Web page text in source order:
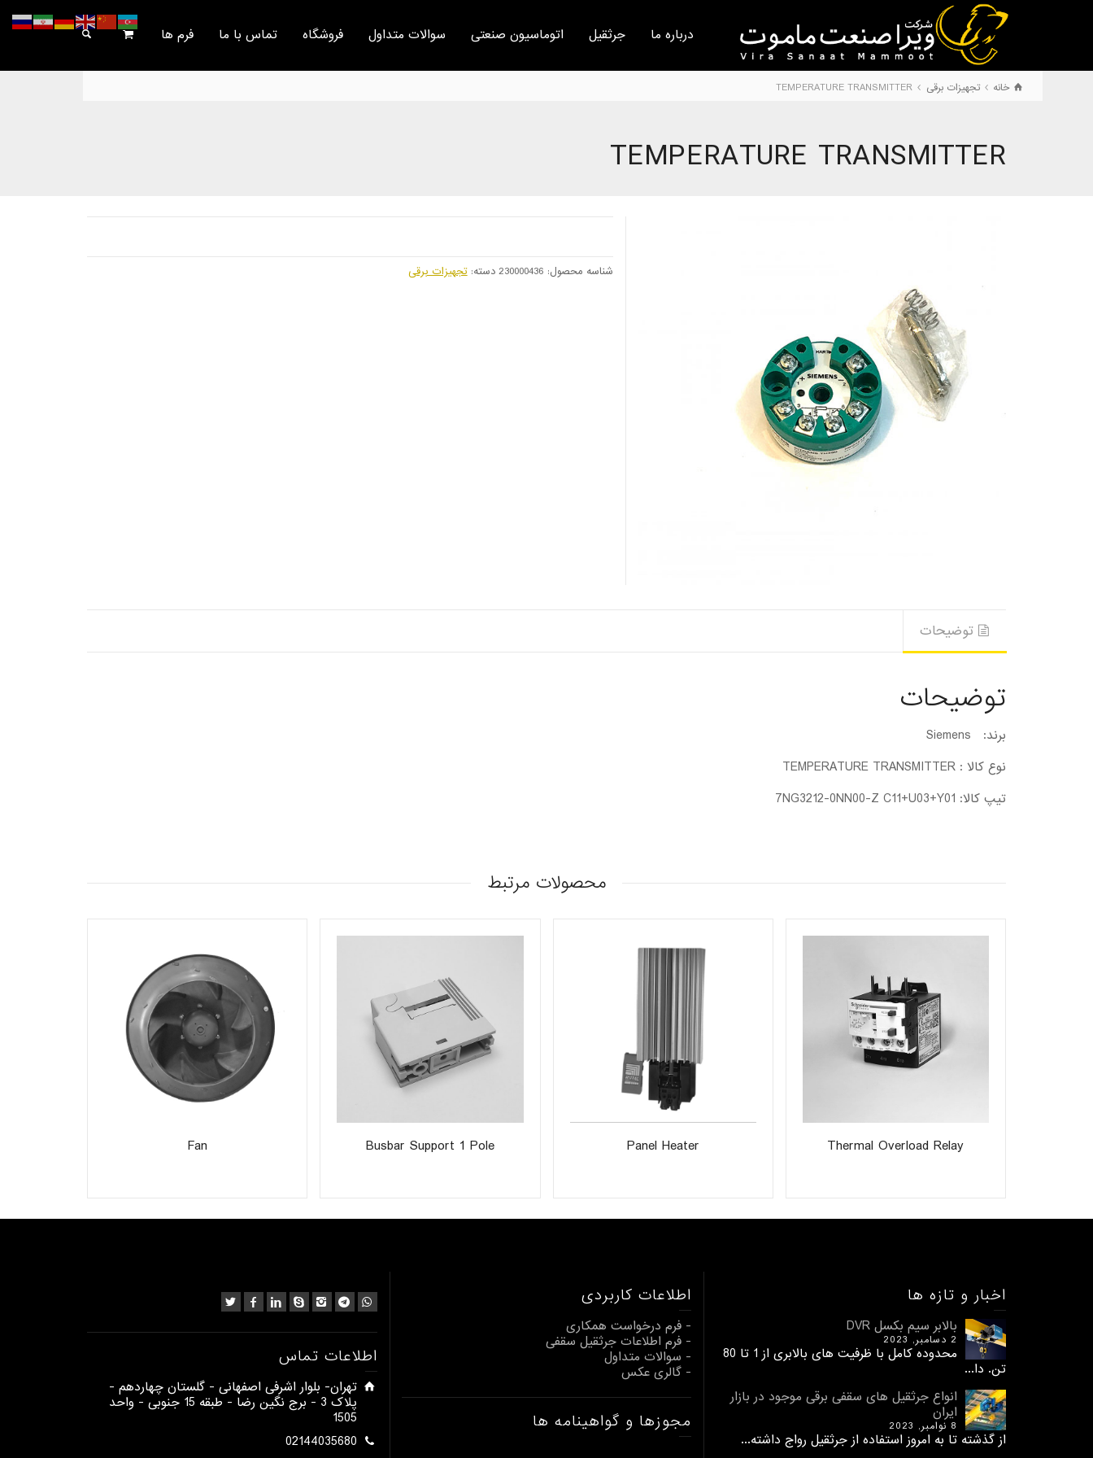
درباره ما جرثقیل اتوماسیون صنعتی سوالات متداول فروشگاه تماس با ما فرم ها
خانه تجهیزات برقی TEMPERATURE TRANSMITTER
TEMPERATURE TRANSMITTER
شناسه محصول: 230000436 دسته:تجهیزات برقی
توضیحات
توضیحات
برند: Siemens
نوع کالا : TEMPERATURE TRANSMITTER
تیپ کالا: 7NG3212-0NN00-Z C11+U03+Y01
محصولات مرتبط
Thermal Overload Relay
Panel Heater
Busbar Support 1 Pole
Fan
اخبار و تازه ها
بالابر سیم بکسل DVR
2 دسامبر, 2023
محدوده کامل با ظرفیت های بالابری از 1 تا 80
تن. دا...
انواع جرثقیل های سقفی برقی موجود در بازار
ایران
8 نوامبر, 2023
از گذشته تا به امروز استفاده از جرثقیل رواج داشته...
اطلاعات کاربردی
- فرم درخواست همکاری
- فرم اطلاعات جرثقیل سقفی
- سوالات متداول
- گالری عکس
مجوزها و گواهینامه ها
اطلاعات تماس
​تهران- بلوار اشرفی اصفهانی - گلستان چهاردهم -
پلاک 3 - برج نگین رضا - طبقه 15 جنوبی - واحد
1505​
02144035680